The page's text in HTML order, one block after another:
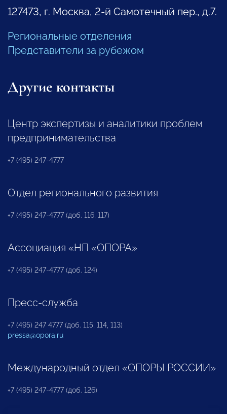
127473, г. Москва, 2-й Самотечный пер., д.7.
Региональные отделения
Представители за рубежом
Другие контакты
Центр экспертизы и аналитики проблем
предпринимательства
+7 (495) 247-4777
Отдел регионального развития
+7 (495) 247-4777 (доб. 116, 117)
Ассоциация «НП «ОПОРА»
+7 (495) 247-4777 (доб. 124)
Пресс-служба
+7 (495) 247 4777 (доб. 115, 114, 113)
pressa@opora.ru
Международный отдел «ОПОРЫ РОССИИ»
+7 (495) 247-4777 (доб. 126)